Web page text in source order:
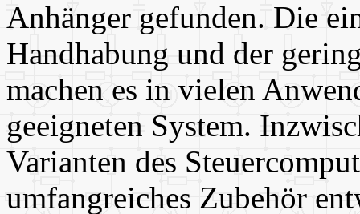
Anhänger gefunden. Die
Handhabung und der
machen es in vielen
geeigneten System.
Varianten des
umfangreiches Zubehör